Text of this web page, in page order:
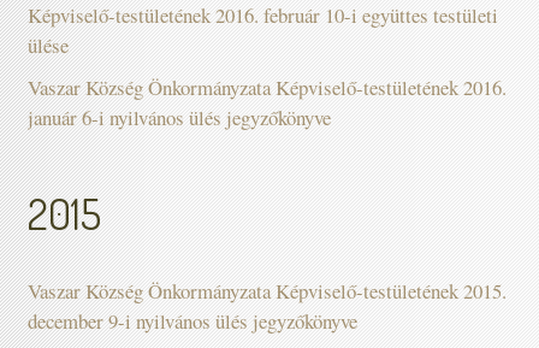
Képviselő-testületének 2016. február 10-i együttes testületi
ülése
Vaszar Község Önkormányzata Képviselő-testületének 2016.
január 6-i nyilvános ülés jegyzőkönyve
2015
Vaszar Község Önkormányzata Képviselő-testületének 2015.
december 9-i nyilvános ülés jegyzőkönyve